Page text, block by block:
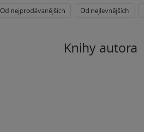
Od nejprodávanějších Od nejlevnějších
Knihy autora